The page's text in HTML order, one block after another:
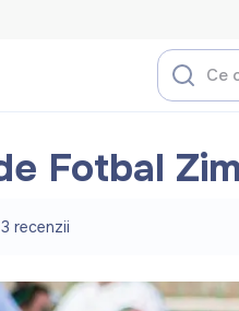
Fotbal
3 recenzii